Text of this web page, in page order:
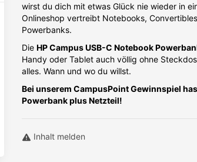
wirst du dich mit etwas Glück nie wieder in
Onlineshop vertreibt Notebooks,
Powerbanks.
Die HP Campus USB-C Notebook
Handy oder Tablet auch völlig ohne
alles. Wann und wo du willst.
Bei unserem CampusPoint Gewinnspiel
Powerbank plus Netzteil!
Inhalt melden